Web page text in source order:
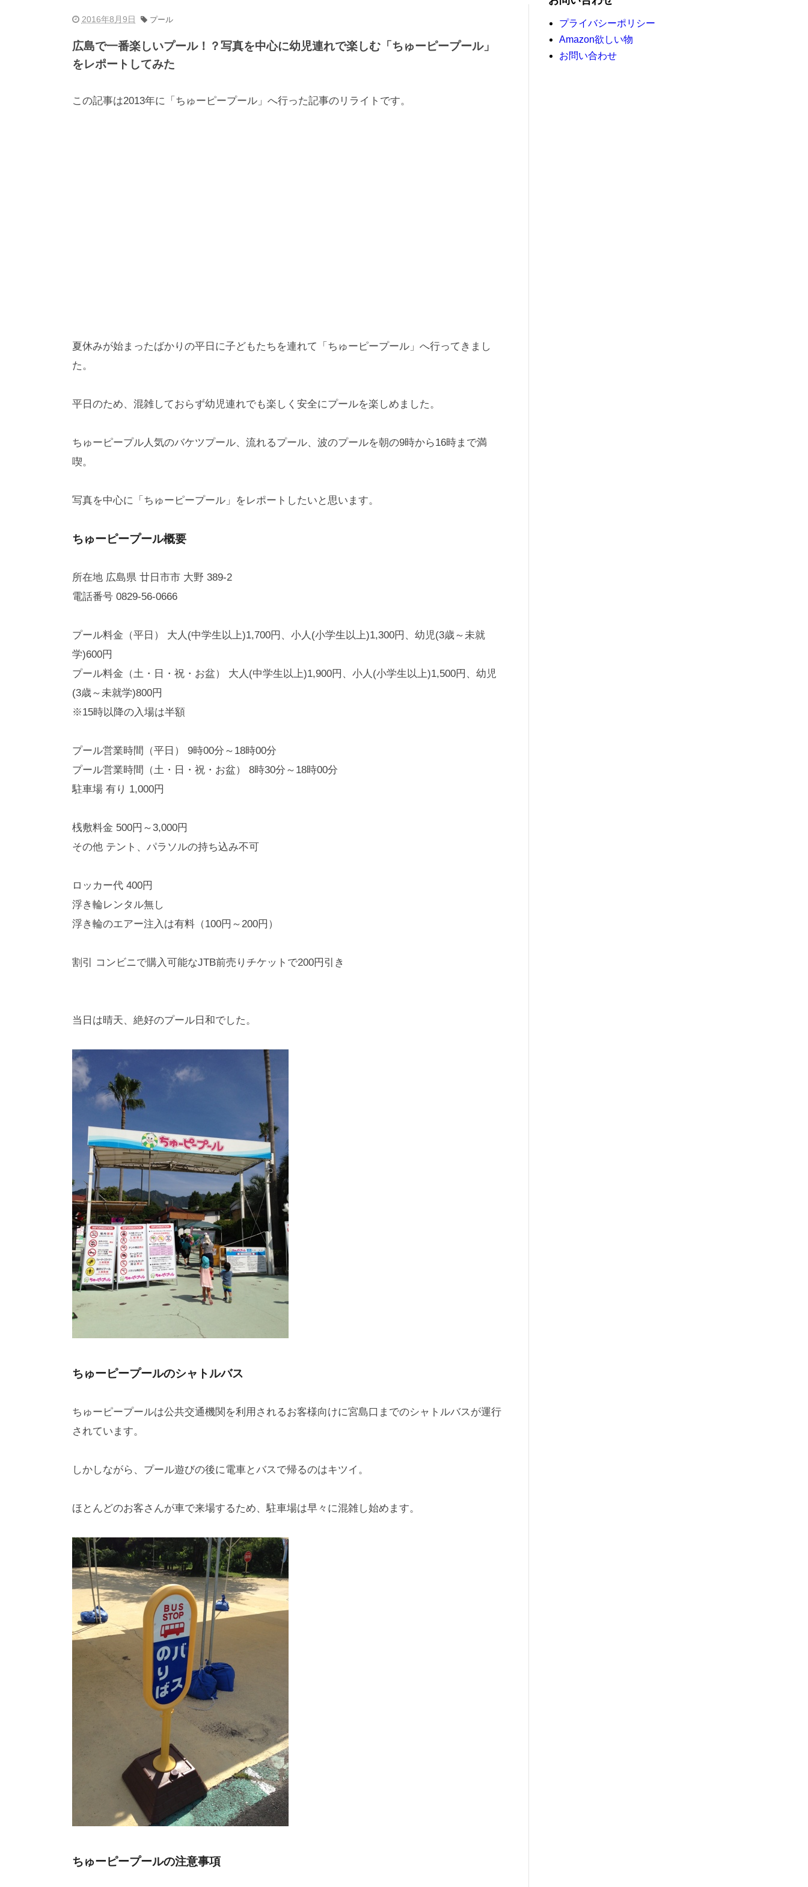
2016年8月9日 プール
広島で一番楽しいプール！？写真を中心に幼児連れで楽しむ「ちゅーピープール」
をレポートしてみた
この記事は2013年に「ちゅーピープール」へ行った記事のリライトです。
夏休みが始まったばかりの平日に子どもたちを連れて「ちゅーピープール」へ行ってきまし
た。
平日のため、混雑しておらず幼児連れでも楽しく安全にプールを楽しめました。
ちゅーピープル人気のバケツプール、流れるプール、波のプールを朝の9時から16時まで満
喫。
写真を中心に「ちゅーピープール」をレポートしたいと思います。
ちゅーピープール概要
所在地 広島県 廿日市市 大野 389-2
電話番号 0829-56-0666
プール料金（平日） 大人(中学生以上)1,700円、小人(小学生以上)1,300円、幼児(3歳～未就
学)600円
プール料金（土・日・祝・お盆） 大人(中学生以上)1,900円、小人(小学生以上)1,500円、幼児
(3歳～未就学)800円
※15時以降の入場は半額
プール営業時間（平日） 9時00分～18時00分
プール営業時間（土・日・祝・お盆） 8時30分～18時00分
駐車場 有り 1,000円
桟敷料金 500円～3,000円
その他 テント、パラソルの持ち込み不可
ロッカー代 400円
浮き輪レンタル無し
浮き輪のエアー注入は有料（100円～200円）
割引 コンビニで購入可能なJTB前売りチケットで200円引き
当日は晴天、絶好のプール日和でした。
ちゅーピープールのシャトルバス
ちゅーピープールは公共交通機関を利用されるお客様向けに宮島口までのシャトルバスが運行
されています。
しかしながら、プール遊びの後に電車とバスで帰るのはキツイ。
ほとんどのお客さんが車で来場するため、駐車場は早々に混雑し始めます。
ちゅーピープールの注意事項
プライバシーポリシー
Amazon欲しい物
お問い合わせ